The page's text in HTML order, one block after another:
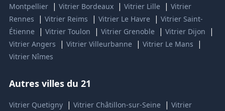
Montpellier | Vitrier Bordeaux | Vitrier Lille | Vitrier
Rennes
| Vitrier Reims | Vitrier Le Havre | Vitrier Saint-
Étienne
| Vitrier Toulon | Vitrier Grenoble | Vitrier Dijon |
Vitrier Angers | Vitrier Villeurbanne | Vitrier Le Mans |
Vitrier Nîmes
Autres villes du 21
Vitrier Quetigny | Vitrier Châtillon-sur-Seine | Vitrier